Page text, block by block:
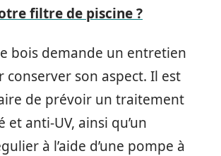
filtre de piscine ?
bois demande un entretien
son aspect. Il est
de prévoir un traitement
anti-UV, ainsi qu’un
à l’aide d’une pompe à